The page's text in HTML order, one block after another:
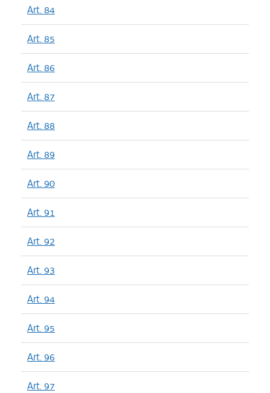
Art. 84
Art. 85
Art. 86
Art. 87
Art. 88
Art. 89
Art. 90
Art. 91
Art. 92
Art. 93
Art. 94
Art. 95
Art. 96
Art. 97